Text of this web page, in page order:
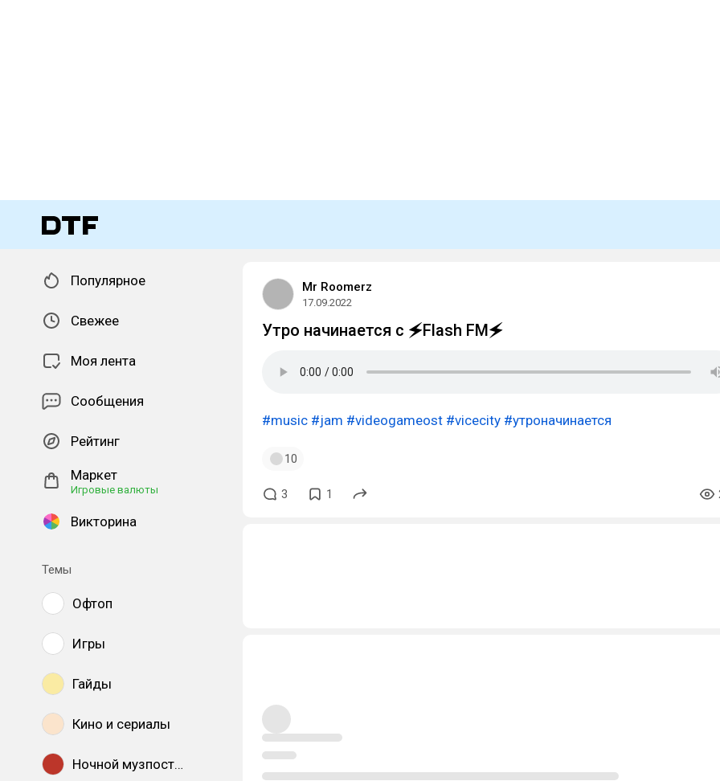
Популярное
Свежее
Моя лента
Сообщения
Рейтинг
Маркет
Игровые валюты
Викторина
Темы
Офтоп
Игры
Гайды
Кино и сериалы
Ночной музпостинг
Mr Roomerz
17.09.2022
Утро начинается с 🗲Flash FM🗲
#music #jam #videogameost #vicecity #утроначинается
10
3 1